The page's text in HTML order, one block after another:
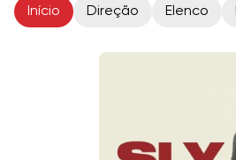
Início Direção Elenco